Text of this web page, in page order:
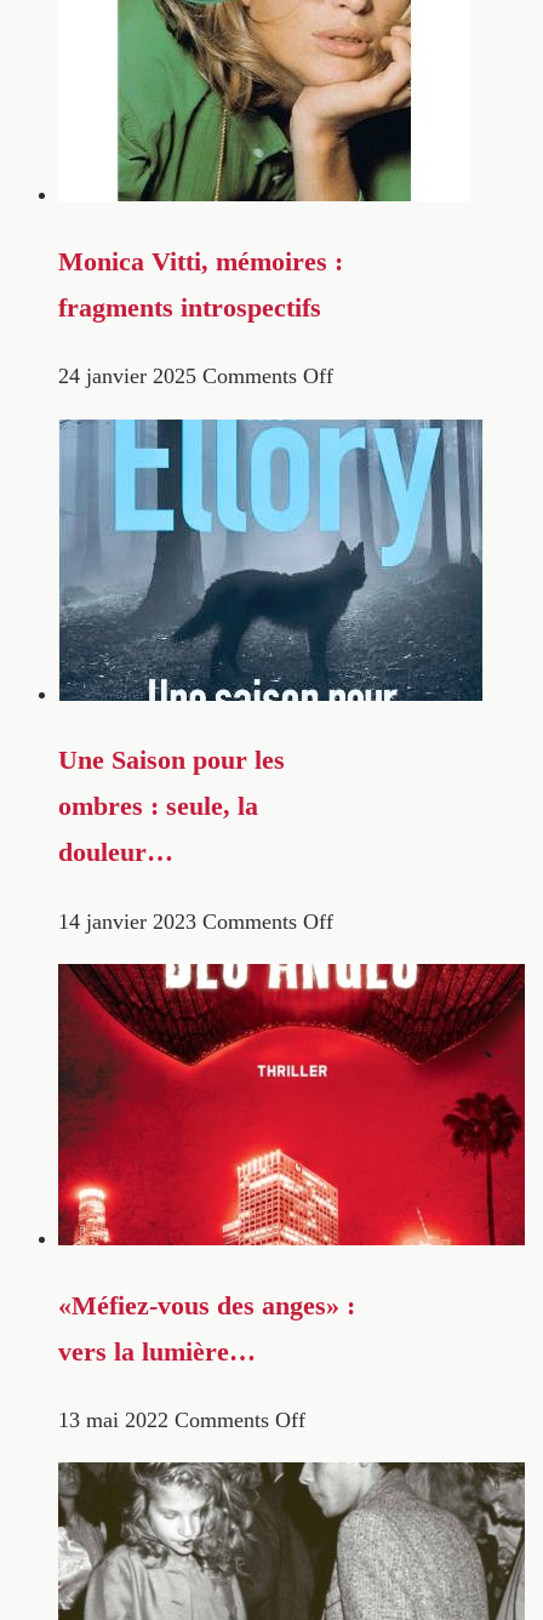
Monica Vitti, mémoires :
fragments introspectifs
24 janvier 2025 Comments Off
Une Saison pour les
ombres : seule, la
douleur…
14 janvier 2023 Comments Off
«Méfiez-vous des anges» :
vers la lumière…
13 mai 2022 Comments Off